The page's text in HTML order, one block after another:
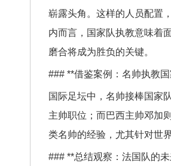
崭露头角。这样的人员配置
内而言，国家队执教意味着
磨合将成为胜负的关键。
### **借鉴案例：名帅执教
国际足坛中，名帅接棒国家
主帅职位；而巴西主帅邓加
类名帅的经验，尤其针对世
### **总结观察：法国队的